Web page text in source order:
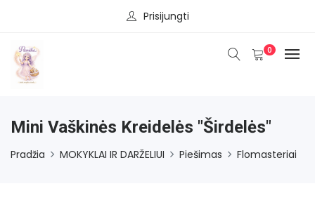
Prisijungti
0
Mini Vaškinės Kreidelės "Širdelės"
Pradžia MOKYKLAI IR DARŽELIUI Piešimas Flomasteriai